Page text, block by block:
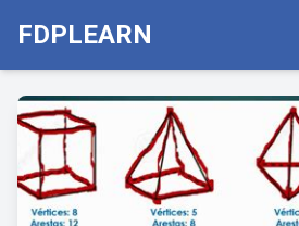
FDPLEARN